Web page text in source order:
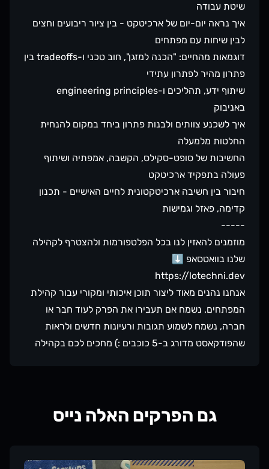
שיטת עבודה
איך נראה יום-יום של ארכיטקט - בין ציור ריבועים וחצים
לבין שיחות עם מפתחים
דוגמאות מהחיים: "הכנה למזגן", חוב טכני ו-tradeoffs בין
פתרון מהיר לפתרון עתידי
שיתוף ידע, תהליכים ו-engineering principles
באניבוק
איך לשכנע צוותים ולבנות פתרון ביחד במקום להנחית
החלטות מלמעלה
החשיבות של סופט-סקילס, הקשבה, אמפתיה ושיתוף
פעולה בתפקיד ארכיטקט
חיבור בין חשיבה ארכיטקטונית לחיים האישיים - תכנון
קדימה, פאזל וגמישות
-----
מוזמנים להאזין לנו בכל הפלטפורמות ולהצטרף לקהילה
שלנו בוואטסאפ ⬇️
https://lotechni.dev
אנחנו נהנים מאוד ליצור תוכן איכותי ומקורי עבור קהילת
המפתחים. נשמח אם תעבירו את הפרק לעוד חבר או
חברה, נשמח לשמוע תגובות ורעיונות חדשים ולראות
שהפודקאסט מדורג ב-5 כוכבים :) מחכים לכם בקהילה
גם הפרקים האלה נייס